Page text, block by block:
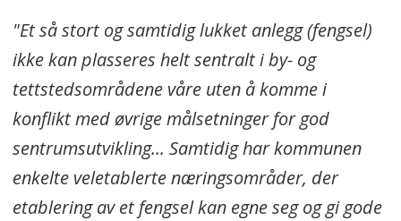
"Et så stort og samtidig lukket anlegg (fengsel)
ikke kan plasseres helt sentralt i by- og
tettstedsområdene våre uten å komme i
konflikt med øvrige målsetninger for god
sentrumsutvikling... Samtidig har kommunen
enkelte veletablerte næringsområder, der
etablering av et fengsel kan egne seg og gi gode